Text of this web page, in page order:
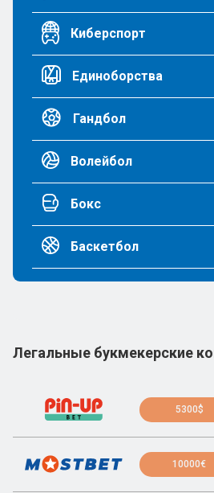
Киберспорт
Единоборства
Гандбол
Волейбол
Бокс
Баскетбол
Легальные букмекерские
5300$
10000€